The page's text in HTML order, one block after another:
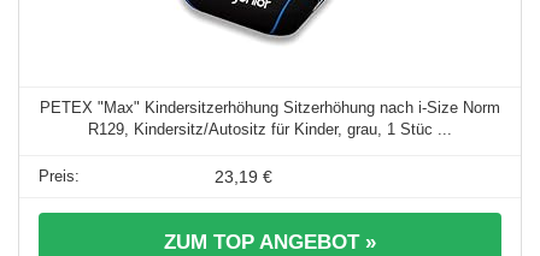
PETEX "Max" Kindersitzerhöhung Sitzerhöhung nach i-Size Norm
R129, Kindersitz/Autositz für Kinder, grau, 1 Stüc ...
23,19 €
ZUM TOP ANGEBOT »